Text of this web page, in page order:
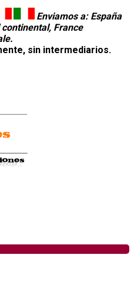
Enviamos a: España
France
sin intermediarios.